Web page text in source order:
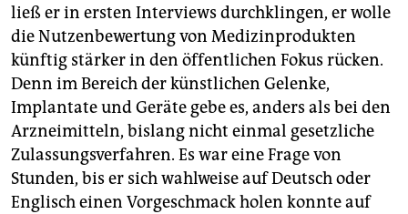
ließ er in ersten Interviews durchklingen, er wolle
die Nutzenbewertung von Medizinprodukten
künftig stärker in den öffentlichen Fokus rücken.
Denn im Bereich der künstlichen Gelenke,
Implantate und Geräte gebe es, anders als bei den
Arzneimitteln, bislang nicht einmal gesetzliche
Zulassungsverfahren. Es war eine Frage von
Stunden, bis er sich wahlweise auf Deutsch oder
Englisch einen Vorgeschmack holen konnte auf